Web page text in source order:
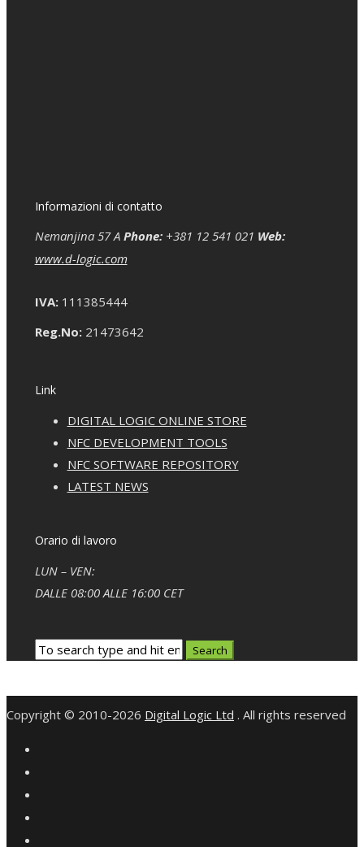
Informazioni di contatto
Nemanjina 57 A Phone:+381 12 541 021 Web:
www.d-logic.com
IVA:111385444
Reg.No:21473642
Link
DIGITAL LOGIC ONLINE STORE
NFC DEVELOPMENT TOOLS
NFC SOFTWARE REPOSITORY
LATEST NEWS
Orario di lavoro
LUN – VEN:
DALLE 08:00 ALLE 16:00 CET
Copyright © 2010-2026 Digital Logic Ltd . All rights reserved